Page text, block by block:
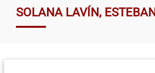
SOLANA LAVÍN, ESTEBAN